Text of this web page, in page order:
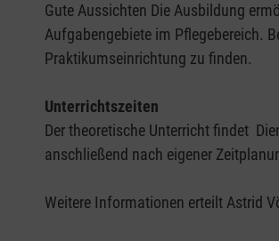
Gute Aussichten Die Ausbildung
Aufgabengebiete im Pflegebereich.
Praktikumseinrichtung zu finden.
Unterrichtszeiten
Der theoretische Unterricht findet
anschließend nach eigener
Weitere Informationen erteilt Astrid